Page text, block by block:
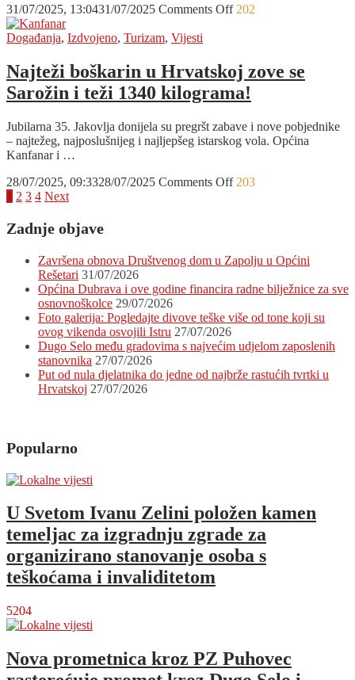
31/07/2025, 13:0431/07/2025 Comments Offon
Nadomak
Zagreba
skriva
pravi
escape
room
otvorenom
202
Događanja, Izdvojeno, Turizam, Vijesti
Najteži boškarin u Hrvatskoj zove se
Sarožin i teži 1340 kilograma!
Jubilarna 35. Jakovlja donijela su pregršt zabave i nove pobjednike
– najtežeg, najposlušnijeg i najljepšeg istarskog vola. Općina
Kanfanar i …
28/07/2025, 09:3328/07/2025 Comments Offon
se
i
teži
1340
203
Posts
pagination
1 2 3 4 Next
Zadnje objave
Završena obnova Društvenog dom u Zapolju u Općini
Rešetari 31/07/2026
Općina Dubrava i ove godine financira radne bilježnice za sve
osnovnoškolce 29/07/2026
Foto galerija: Pogledajte divove teške više od tone koji su
ovog vikenda osvojili Istru 27/07/2026
Dugo Selo među gradovima s najvećim udjelom zaposlenih
stanovnika 27/07/2026
Put od nula djelatnika do jedne od najbrže rastućih tvrtki u
Hrvatskoj 27/07/2026
Popularno
U Svetom Ivanu Zelini položen kamen
temeljac za izgradnju zgrade za
organizirano stanovanje osoba s
teškoćama i invaliditetom
5204
Nova prometnica kroz PZ Puhovec